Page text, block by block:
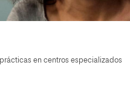
en centros especializados